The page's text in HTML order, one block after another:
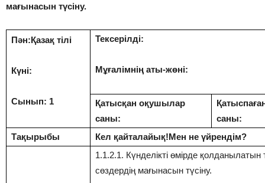
мағынасын түсіну.
Пән:Қазақ тілі
Күні:
Сынып: 1
Тексерілді:
Мұғалімнің аты-жөні:
Қатысқан оқушылар
саны:
саны:
Тақырыбы
Кел қайталайық!Мен не үйрендім?
1.1.2.1. Күнделікті өмірде қолданылатын
сөздердің мағынасын түсіну.